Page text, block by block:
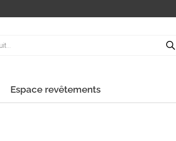
Espace revêtements